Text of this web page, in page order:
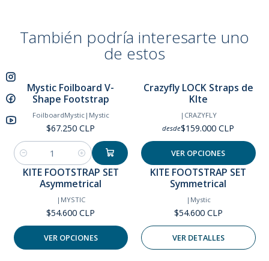
También podría interesarte uno
de estos
Mystic Foilboard V-
Shape Footstrap
FoilboardMystic| Mystic
$67.250 CLP
Cantidad
Crazyfly LOCK Straps de
KIte
| CRAZYFLY
desde$159.000 CLP
VER OPCIONES
KITE FOOTSTRAP SET
Asymmetrical
| MYSTIC
$54.600 CLP
VER OPCIONES
Agotado
KITE FOOTSTRAP SET
Symmetrical
| Mystic
$54.600 CLP
VER DETALLES